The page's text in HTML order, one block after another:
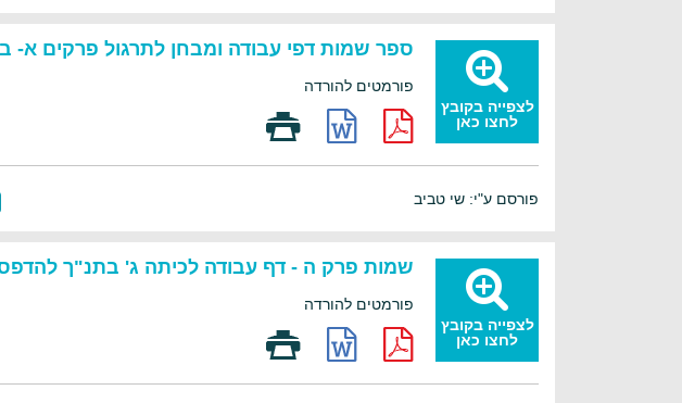
לצפייה בקובץ
לחצו כאן
ספר שמות דפי עבודה ומבחן לתרגול פרקים א-
פורמטים להורדה
פורסם ע"י: שי טביב
לצפייה בקובץ
לחצו כאן
שמות פרק ה - דף עבודה לכיתה ג' בתנ"ך
פורמטים להורדה